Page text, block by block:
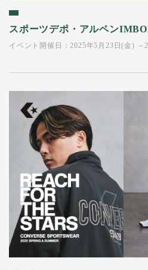
スポーツデポ・アルペン
イベント開催日：2025年5月23日(金) ～